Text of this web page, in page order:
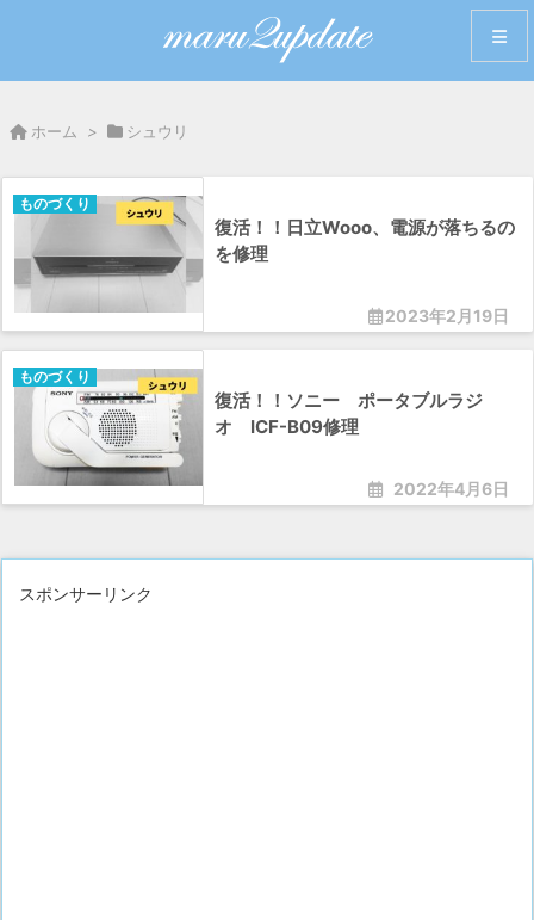
前へ
ホーム > シュウリ
2023年2月19日
ものづくり
復活！！日立Wooo、電源が落ちるの
を修理
2022年4月6日
ものづくり
復活！！ソニー ポータブルラジ
オ ICF-B09修理
スポンサーリンク